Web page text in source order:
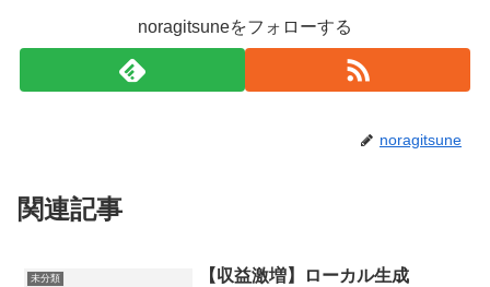
noragitsuneをフォローする
noragitsune
関連記事
未分類
【収益激増】ローカル生成